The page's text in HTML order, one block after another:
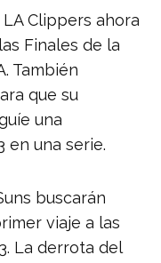
Clippers ahora
Finales de la
También
que su
una
en una serie.
buscarán
viaje a las
La derrota del